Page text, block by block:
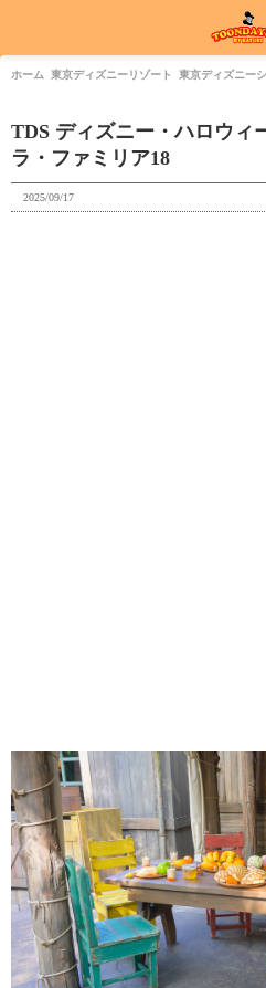
ホーム 東京ディズニーリゾート 東京ディズニー
TDS ディズニー・ハロウィ
ラ・ファミリア18
2025/09/17